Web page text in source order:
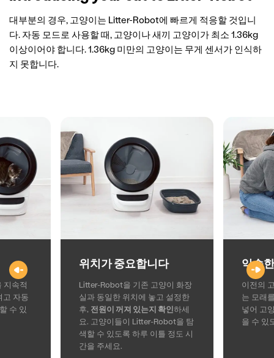
대부분의 경우, 고양이는 Litter-Robot에 빠르게 적응할 것입니
다. 자동 모드로 사용할 때, 고양이나 새끼 고양이가 최소 1.36kg
이상이어야 합니다. 1.36kg 미만의 고양이는 무게 센서가 인식하
지 못합니다.
위치가 중요합니다
Litter-Robot을 기존 고양이 화장
실과 동일한 위치에 놓고 설정한
후, 전원이 꺼져 있는지 확인하세
요. 고양이들이 Litter-Robot을 탐
색할 수 있도록 하루 이틀 정도 시
간을 주세요.
익숙
이전의
는 모래
넣어 고
을 수 있
지속적
고 자동
수 있